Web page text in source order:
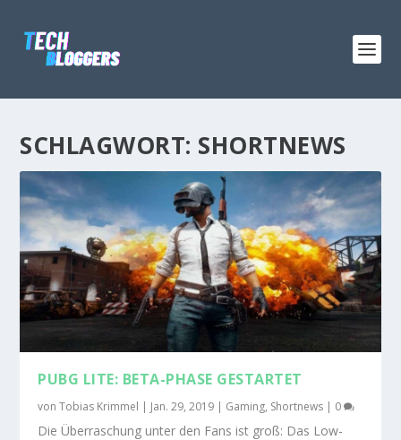
SCHLAGWORT: SHORTNEWS
PUBG LITE: BETA-PHASE GESTARTET
vonTobias Krimmel | Jan. 29, 2019 | Gaming, Shortnews | 0
Die Überraschung unter den Fans ist groß: Das Low-